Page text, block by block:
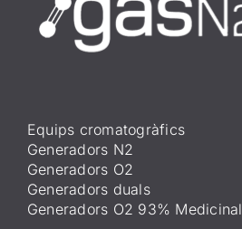
Equips cromatogràfics
Generadors N2
Generadors O2
Generadors duals
Generadors O2 93% Medicinal